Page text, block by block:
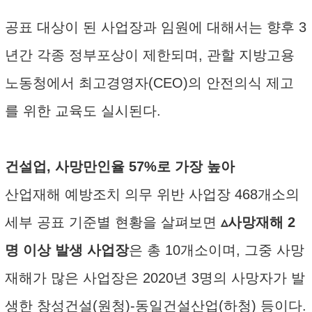
공표 대상이 된 사업장과 임원에 대해서는 향후 3
년간 각종 정부포상이 제한되며, 관할 지방고용
노동청에서 최고경영자(CEO)의 안전의식 제고
를 위한 교육도 실시된다.
건설업, 사망만인율 57%로 가장 높아
산업재해 예방조치 의무 위반 사업장 468개소의
세부 공표 기준별 현황을 살펴보면 ▵사망재해 2
명 이상 발생 사업장은 총 10개소이며, 그중 사망
재해가 많은 사업장은 2020년 3명의 사망자가 발
생한 창성건설(원청)-동일건설산업(하청) 등이다.